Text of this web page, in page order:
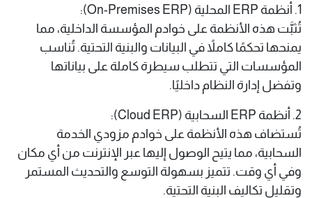
1. أنظمة ERP المحلية (On-Premises ERP):
تُثبَّت هذه الأنظمة على خوادم المؤسسة الداخلية، مما
يمنحها تحكمًا كاملاً في البيانات والبنية التحتية. تُناسب
المؤسسات التي تتطلب سيطرة كاملة على بياناتها
وتفضل إدارة النظام داخليًا. ​
2. أنظمة ERP السحابية (Cloud ERP):
تُستضاف هذه الأنظمة على خوادم مزودي الخدمة
السحابية، مما يتيح الوصول إليها عبر الإنترنت من أي مكان
وفي أي وقت. تتميز بسهولة التوسع والتحديث المستمر
وتقليل تكاليف البنية التحتية. ​